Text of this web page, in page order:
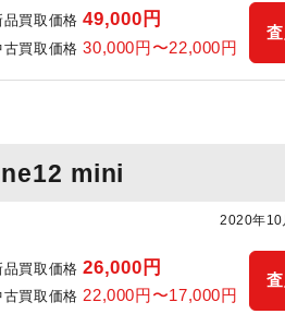
品買取価格 49,000円
古買取価格 30,000円〜22,000円
mini
2020年10
品買取価格 26,000円
古買取価格 22,000円〜17,000円